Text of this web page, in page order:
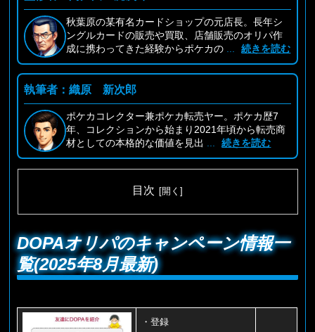
秋葉原の某有名カードショップの元店長。長年シ
ングルカードの販売や買取、店舗販売のオリパ作
成に携わってきた経験からポケカの
続きを読む
執筆者：織原 新次郎
ポケカコレクター兼ポケカ転売ヤー。ポケカ歴7
年、コレクションから始まり2021年頃から転売商
材としての本格的な価値を見出
続きを読む
目次
DOPAオリパのキャンペーン情報一
覧(2025年8月最新)
・登録